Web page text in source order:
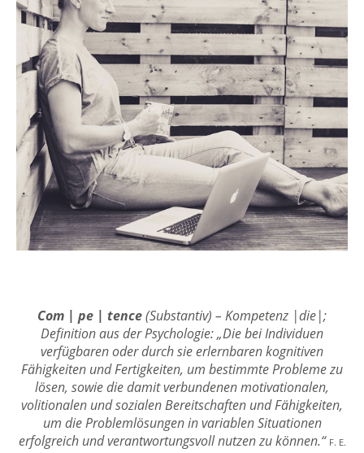
Com | pe | tence(Substantiv) – Kompetenz |die|;
Definition aus der Psychologie: „Die bei Individuen
verfügbaren oder durch sie erlernbaren kognitiven
Fähigkeiten und Fertigkeiten, um bestimmte Probleme zu
lösen, sowie die damit verbundenen motivationalen,
volitionalen und sozialen Bereitschaften und Fähigkeiten,
um die Problemlösungen in variablen Situationen
erfolgreich und verantwortungsvoll nutzen zu können.“ F. E.